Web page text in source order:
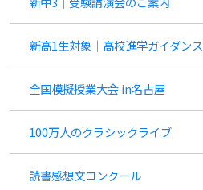
新高1生対象｜高校進学ガイダンス
全国模擬授業大会 in名古屋
100万人のクラシックライブ
読書感想文コンクール